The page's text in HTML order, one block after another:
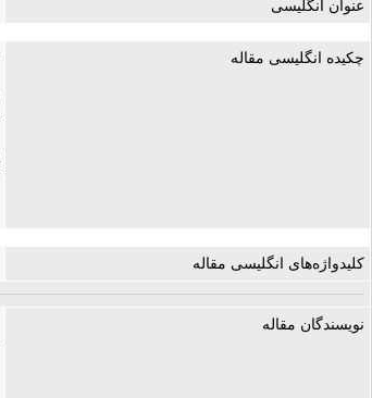
عنوان انگلیسی
چکیده انگلیسی مقاله
کلیدواژه‌های انگلیسی مقاله
نویسندگان مقاله